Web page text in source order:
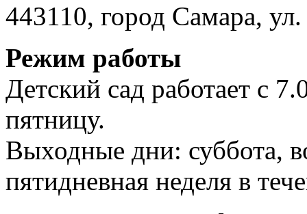
443110, город Самара,
Режим работы
Детский сад работает с
пятницу.
Выходные дни: суббота,
пятидневная неделя в